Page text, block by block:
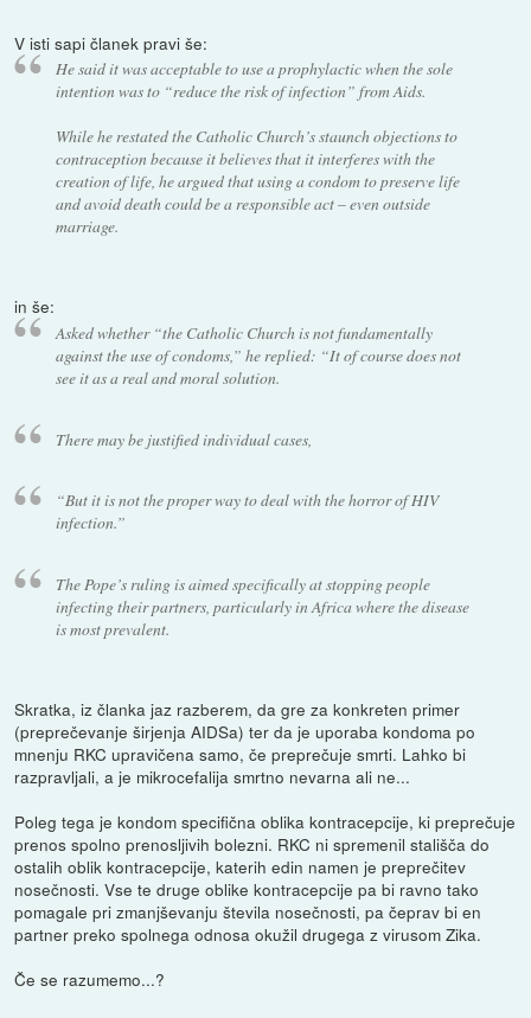
V isti sapi članek pravi še:
He said it was acceptable to use a prophylactic when the sole
intention was to “reduce the risk of infection” from Aids.
While he restated the Catholic Church’s staunch objections to
contraception because it believes that it interferes with the
creation of life, he argued that using a condom to preserve life
and avoid death could be a responsible act – even outside
marriage.
in še:
Asked whether “the Catholic Church is not fundamentally
against the use of condoms,” he replied: “It of course does not
see it as a real and moral solution.
There may be justified individual cases,
“But it is not the proper way to deal with the horror of HIV
infection.”
The Pope’s ruling is aimed specifically at stopping people
infecting their partners, particularly in Africa where the disease
is most prevalent.
Skratka, iz članka jaz razberem, da gre za konkreten primer
(preprečevanje širjenja AIDSa) ter da je uporaba kondoma po
mnenju RKC upravičena samo, če preprečuje smrti. Lahko bi
razpravljali, a je mikrocefalija smrtno nevarna ali ne...
Poleg tega je kondom specifična oblika kontracepcije, ki preprečuje
prenos spolno prenosljivih bolezni. RKC ni spremenil stališča do
ostalih oblik kontracepcije, katerih edin namen je preprečitev
nosečnosti. Vse te druge oblike kontracepcije pa bi ravno tako
pomagale pri zmanjševanju števila nosečnosti, pa čeprav bi en
partner preko spolnega odnosa okužil drugega z virusom Zika.
Če se razumemo...?